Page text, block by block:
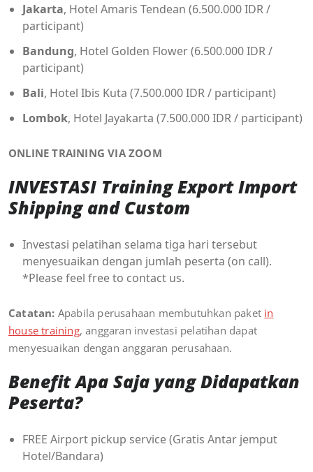
Jakarta, Hotel Amaris Tendean (6.500.000 IDR /
participant)
Bandung, Hotel Golden Flower (6.500.000 IDR /
participant)
Bali, Hotel Ibis Kuta (7.500.000 IDR / participant)
Lombok, Hotel Jayakarta (7.500.000 IDR / participant)
ONLINE TRAINING VIA ZOOM
INVESTASI Training Export Import
Shipping and Custom
Investasi pelatihan selama tiga hari tersebut
menyesuaikan dengan jumlah peserta (on call).
*Please feel free to contact us.
Catatan: Apabila perusahaan membutuhkan paket in
house training, anggaran investasi pelatihan dapat
menyesuaikan dengan anggaran perusahaan.
Benefit Apa Saja yang Didapatkan
Peserta?
FREE Airport pickup service (Gratis Antar jemput
Hotel/Bandara)